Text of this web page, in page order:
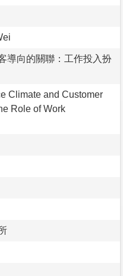
導向的關聯：工作投入扮
Climate and Customer
Role of Work